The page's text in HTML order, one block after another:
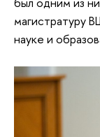
магистратуру
науке и